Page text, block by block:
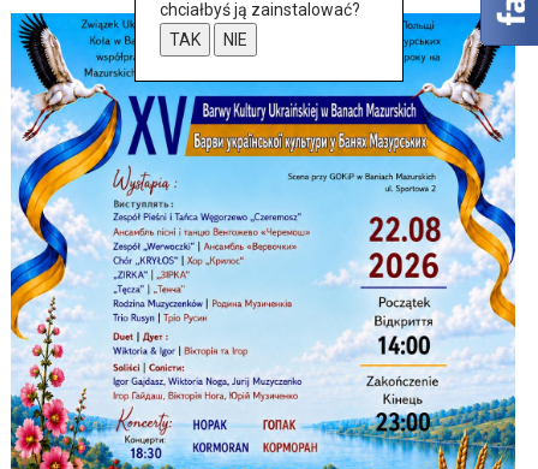
chciałbyś ją zainstalować?
TAK
NIE